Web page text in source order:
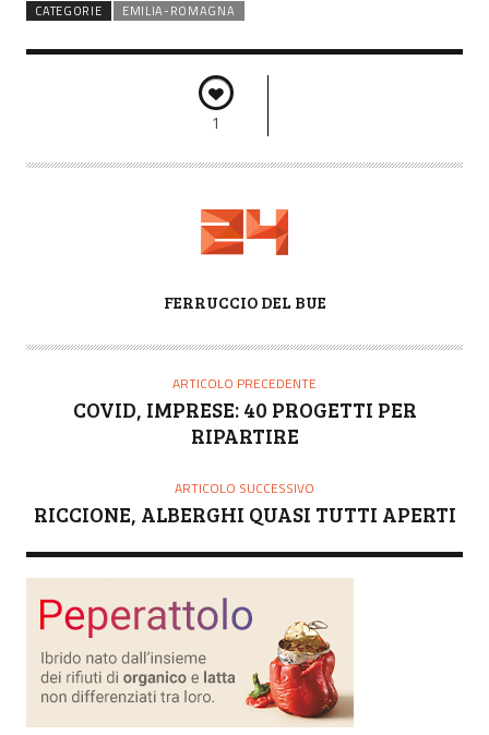
CATEGORIE EMILIA-ROMAGNA
1
T
FERRUCCIO DEL BUE
ARTICOLO PRECEDENTE
COVID, IMPRESE: 40 PROGETTI PER
RIPARTIRE
ARTICOLO SUCCESSIVO
RICCIONE, ALBERGHI QUASI TUTTI APERTI